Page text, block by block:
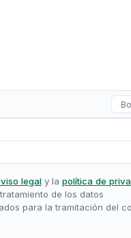
legal y la política de
de los datos
para la tramitación del